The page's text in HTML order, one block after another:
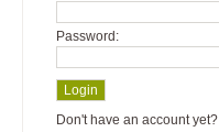
Password:
Don't have an account yet?